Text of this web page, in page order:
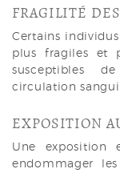
FRAGILITÉ
Certains
plus fragiles et
susceptibles
circulation
EXPOSITION
Une exposition
endommager